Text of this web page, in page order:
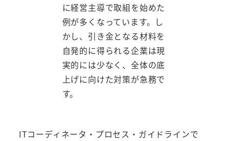
に経営主導で取組を始めた
例が多くなっています。し
かし、引き金となる材料を
自発的に得られる企業は現
実的には少なく、全体の底
上げに向けた対策が急務で
す。
ITコーディネータ・プロセス・ガイドラインで